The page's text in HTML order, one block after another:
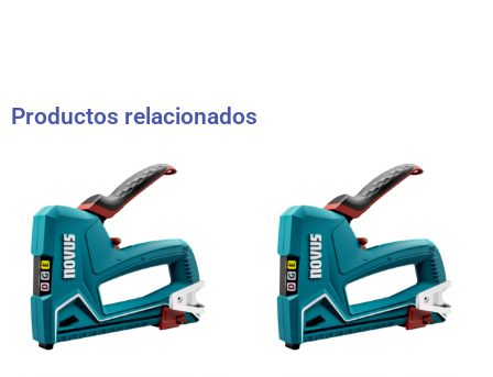
Productos relacionados